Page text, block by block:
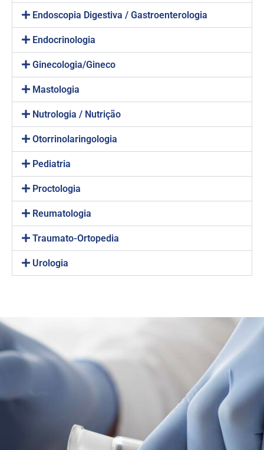
Endoscopia Digestiva / Gastroenterologia
Endocrinologia
Ginecologia/Gineco
Mastologia
Nutrologia / Nutrição
Otorrinolaringologia
Pediatria
Proctologia
Reumatologia
Traumato-Ortopedia
Urologia